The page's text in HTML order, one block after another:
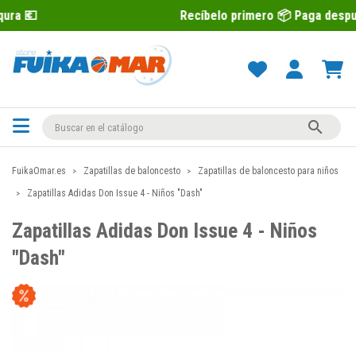
Recíbelo primero 📦 Paga después con

FuikaOmar.es Zapatillas de baloncesto
Zapatillas de baloncesto para niños
Zapatillas Adidas Don Issue 4 - Niños "Dash"
Zapatillas Adidas Don Issue 4 - Niños
"Dash"